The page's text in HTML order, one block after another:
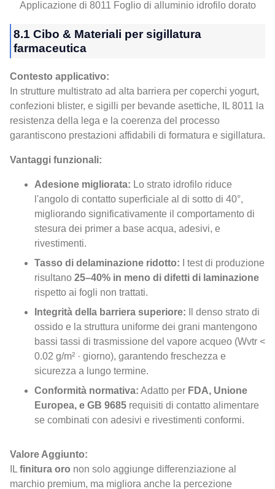
Applicazione di 8011 Foglio di alluminio idrofilo dorato
8.1 Cibo & Materiali per sigillatura
farmaceutica
Contesto applicativo:
In strutture multistrato ad alta barriera per coperchi yogurt,
confezioni blister, e sigilli per bevande asettiche, IL 8011 la
resistenza della lega e la coerenza del processo
garantiscono prestazioni affidabili di formatura e sigillatura.
Vantaggi funzionali:
Adesione migliorata: Lo strato idrofilo riduce
l'angolo di contatto superficiale al di sotto di 40°,
migliorando significativamente il comportamento di
stesura dei primer a base acqua, adesivi, e
rivestimenti.
Tasso di delaminazione ridotto: I test di produzione
risultano 25–40% in meno di difetti di laminazione
rispetto ai fogli non trattati.
Integrità della barriera superiore: Il denso strato di
ossido e la struttura uniforme dei grani mantengono
bassi tassi di trasmissione del vapore acqueo (Wvtr <
0.02 g/m² · giorno), garantendo freschezza e
sicurezza a lungo termine.
Conformità normativa: Adatto per FDA, Unione
Europea, e GB 9685 requisiti di contatto alimentare
se combinati con adesivi e rivestimenti conformi.
Valore Aggiunto:
IL finitura oro non solo aggiunge differenziazione al
marchio premium, ma migliora anche la percezione